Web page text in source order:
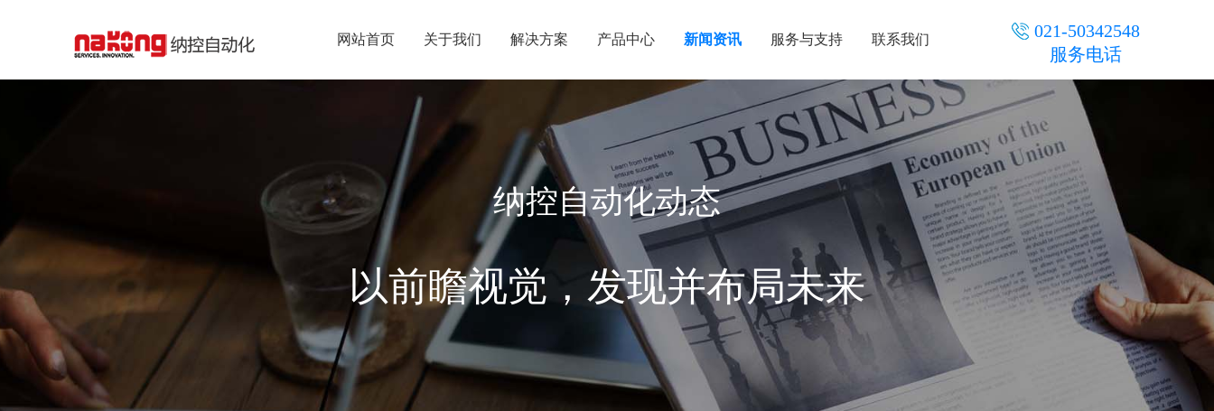
021-50342548
服务电话
网站首页 关于我们 解决方案 产品中心 新闻资讯 服务与支持 联系我们
纳控自动化动态
以前瞻视觉，发现并布局未来